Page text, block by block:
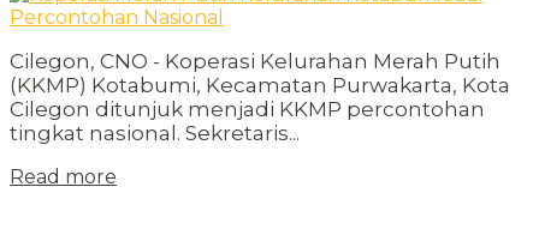
Cilegon, CNO - Koperasi Kelurahan Merah Putih
(KKMP) Kotabumi, Kecamatan Purwakarta, Kota
Cilegon ditunjuk menjadi KKMP percontohan
tingkat nasional. Sekretaris...
Read more